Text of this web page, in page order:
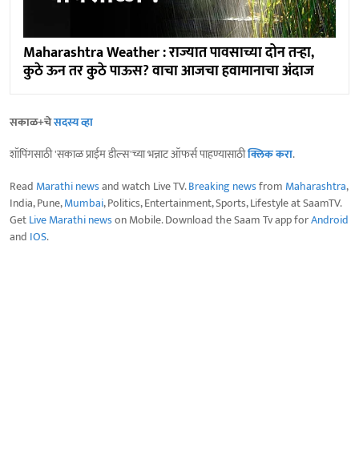
Maharashtra Weather : राज्यात पावसाच्या दोन तऱ्हा,
कुठे ऊन तर कुठे पाऊस? वाचा आजचा हवामानाचा अंदाज
सकाळ+चेसदस्य व्हा
शॉपिंगसाठी 'सकाळ प्राईम डील्स'च्या भन्नाट ऑफर्स पाहण्यासाठीक्लिक करा.
Read Marathi newsand watch Live TV.Breaking newsfrom Maharashtra,
India, Pune,Mumbai, Politics, Entertainment, Sports, Lifestyle at SaamTV.
GetLive Marathi newson Mobile. Download the Saam Tv app forAndroid
and IOS.